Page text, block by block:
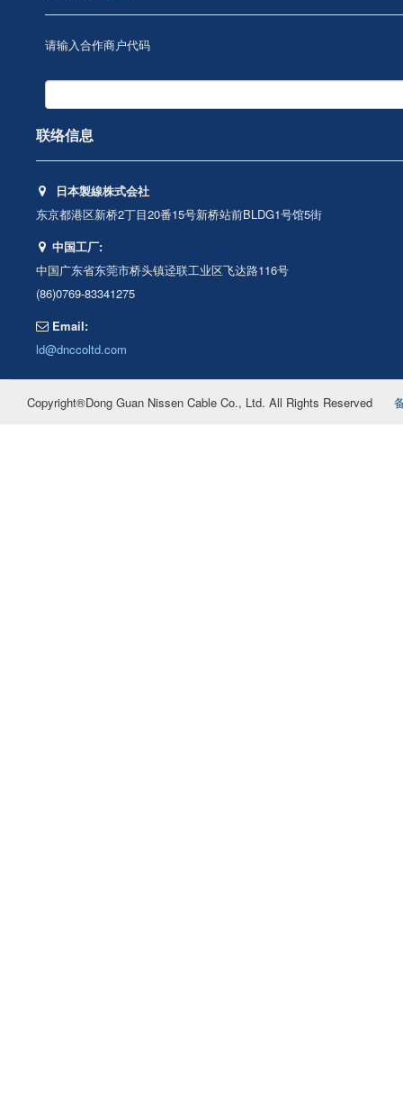
请输入合作商户代码
联络信息
日本製線株式会社
东京都港区新桥2丁目20番15号新桥站前BLDG1号馆5街
中国工厂:
中国广东省东莞市桥头镇迳联工业区飞达路116号
(86)0769-83341275
Email:
ld@dnccoltd.com
Copyright®Dong Guan Nissen Cable Co., Ltd. All Rights Reserved